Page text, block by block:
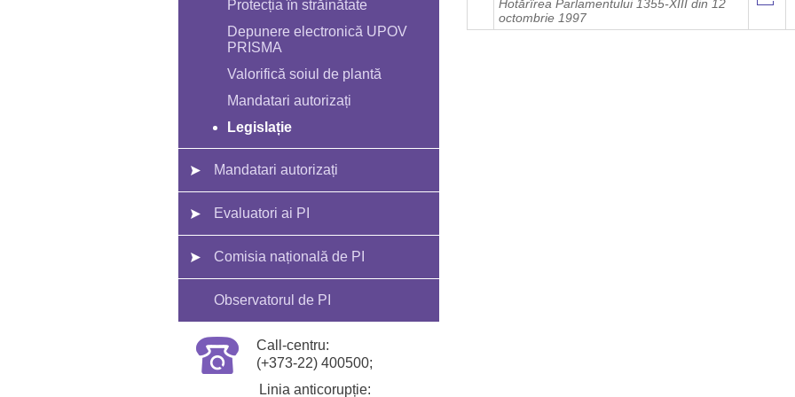
Protecția în străinătate
Depunere electronică UPOV
PRISMA
Valorifică soiul de plantă
Mandatari autorizați
Legislație
Mandatari autorizați
Evaluatori ai PI
Comisia națională de PI
Observatorul de PI
Call-centru:
(+373-22) 400500;
Linia anticorupție:
Hotărîrea Parlamentului 1355-XIII din 12
octombrie 1997